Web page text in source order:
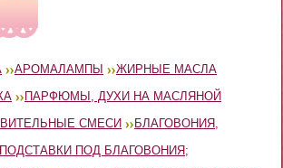
АРОМАЛАМПЫ
ЖИРНЫЕ МАСЛА
ПАРФЮМЫ, ДУХИ НА МАСЛЯНОЙ
СМЕСИ
БЛАГОВОНИЯ,
ПОДСТАВКИ ПОД БЛАГОВОНИЯ;